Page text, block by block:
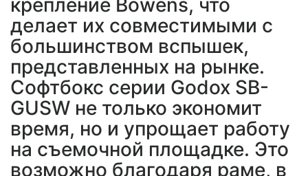
крепление Bowens, что
делает их совместимыми с
большинством вспышек,
представленных на рынке.
Софтбокс серии Godox SB-
GUSW не только экономит
время, но и упрощает работу
на съемочной площадке. Это
возможно благодаря раме, в